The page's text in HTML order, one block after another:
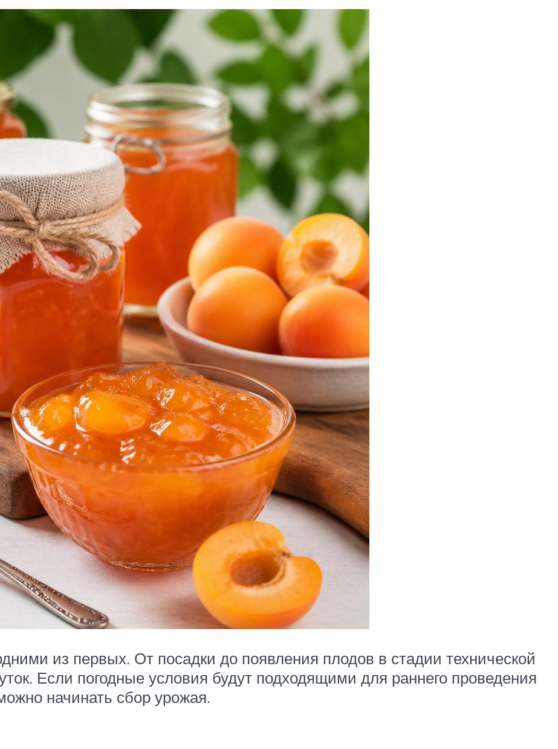
из первых. От посадки до появления плодов в стадии технической
Если погодные условия будут подходящими для раннего проведения
начинать сбор урожая.